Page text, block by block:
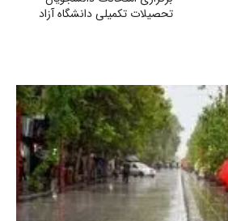
تحصیلات تکمیلی دانشگاه آزاد